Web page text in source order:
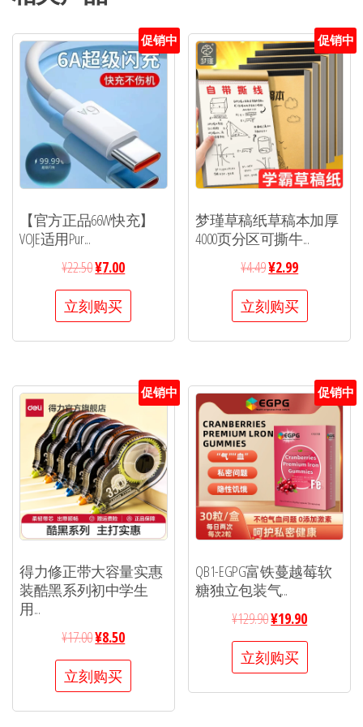
促销中
【官方正品66W快充】
VOJE适用Pur...
¥22.50¥7.00
立刻购买
促销中
梦瑾草稿纸草稿本加厚
4000页分区可撕牛...
¥4.49¥2.99
立刻购买
促销中
得力修正带大容量实惠
装酷黑系列初中学生
用...
¥17.00¥8.50
立刻购买
促销中
QB1-EGPG富铁蔓越莓软
糖独立包装气...
¥129.90¥19.90
立刻购买